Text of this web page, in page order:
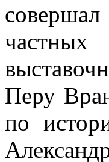
Перу
по